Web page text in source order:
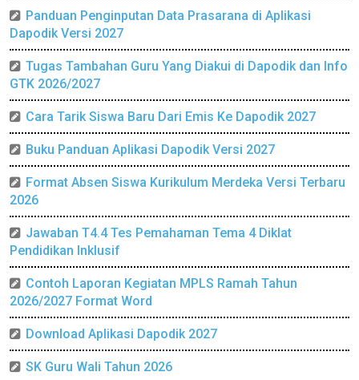
Panduan Penginputan Data Prasarana di Aplikasi
Dapodik Versi 2027
Tugas Tambahan Guru Yang Diakui di Dapodik dan Info
GTK 2026/2027
Cara Tarik Siswa Baru Dari Emis Ke Dapodik 2027
Buku Panduan Aplikasi Dapodik Versi 2027
Format Absen Siswa Kurikulum Merdeka Versi Terbaru
2026
Jawaban T4.4 Tes Pemahaman Tema 4 Diklat
Pendidikan Inklusif
Contoh Laporan Kegiatan MPLS Ramah Tahun
2026/2027 Format Word
Download Aplikasi Dapodik 2027
SK Guru Wali Tahun 2026